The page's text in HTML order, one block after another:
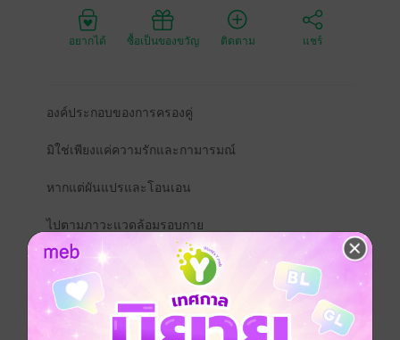
อยากได้ ซื้อเป็นของขวัญ ติดตาม แชร์
องค์ประกอบของการครองคู่
มิใช่เพียงแค่ความรักและกามารมณ์
หากแต่ผันแปรและโอนเอน
ไปตามภาวะแวดล้อมรอบกาย
ที่เข้ามากำหนดให้ชีวิตคู่ราบรื่น...หรือแตกร้าว